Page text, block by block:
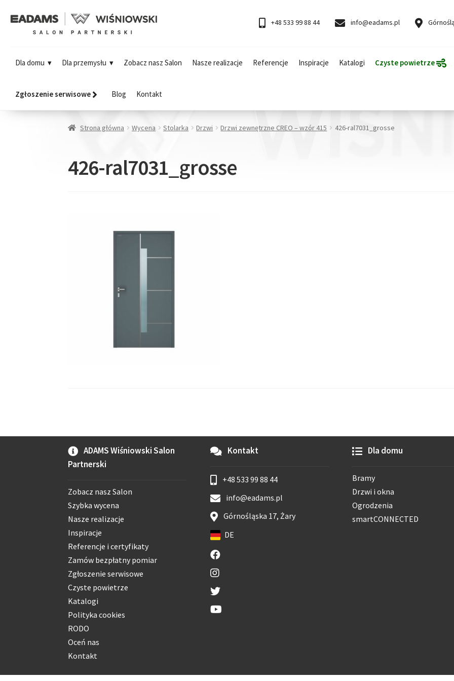
+48 533 99 88 44 info@eadams.pl
Dla domu Dla przemysłu Zobacz nasz Salon Nasze realizacje Referencje Inspiracje Katalogi Czyste powietrze
Zgłoszenie serwisowe Blog Kontakt
Strona główna Wycena Stolarka Drzwi Drzwi zewnętrzne CREO – wzór 415 426-ral7031_grosse
426-ral7031_grosse
ADAMS Wiśniowski Salon
Partnerski
Zobacz nasz Salon
Szybka wycena
Nasze realizacje
Inspiracje
Referencje i certyfikaty
Zamów bezpłatny pomiar
Zgłoszenie serwisowe
Czyste powietrze
Katalogi
Polityka cookies
RODO
Oceń nas
Kontakt
Kontakt
+48 533 99 88 44
info@eadams.pl
Górnośląska 17, Żary
DE
Dla domu
Bramy
Drzwi i okna
Ogrodzenia
smartCONNECTED